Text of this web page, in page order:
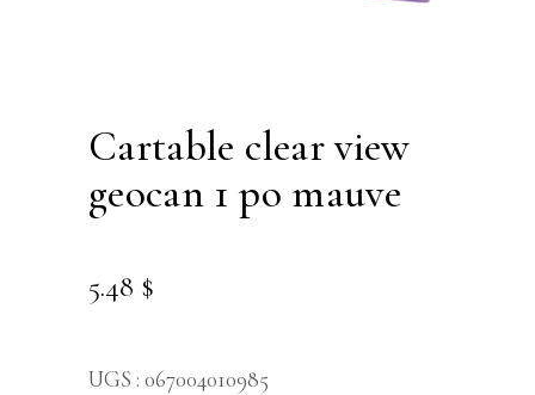
cartable clear view
geocan 1 po mauve
5.48 $
UGS : 067004010985